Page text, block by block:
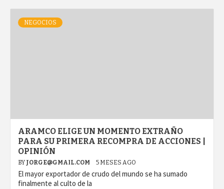
NEGOCIOS
ARAMCO ELIGE UN MOMENTO EXTRAÑO
PARA SU PRIMERA RECOMPRA DE ACCIONES |
OPINIÓN
BY JORGE@GMAIL.COM 5 MESES AGO
El mayor exportador de crudo del mundo se ha sumado
finalmente al culto de la